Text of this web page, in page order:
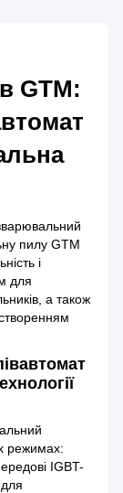
GTM:
пилу GTM
і
для
а також
режимах:
IGBT-